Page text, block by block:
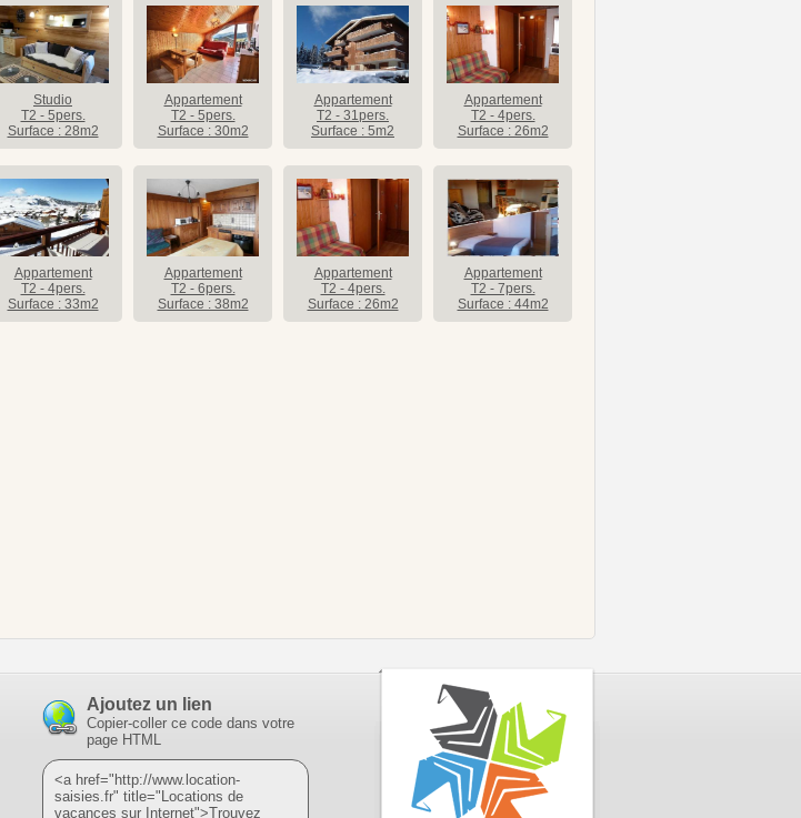
Studio
T2 - 5pers.
Surface : 28m2
Appartement
T2 - 5pers.
Surface : 30m2
Appartement
T2 - 31pers.
Surface : 5m2
Appartement
T2 - 4pers.
Surface : 26m2
Appartement
T2 - 4pers.
Surface : 33m2
Appartement
T2 - 6pers.
Surface : 38m2
Appartement
T2 - 4pers.
Surface : 26m2
Appartement
T2 - 7pers.
Surface : 44m2
Ajoutez un lien
Copier-coller ce code dans votre
page HTML
<a href="http://www.location-
saisies.fr" title="Locations de
vacances sur Internet">Trouvez